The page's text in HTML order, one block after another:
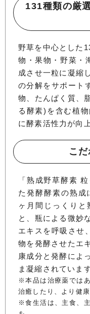
131種類の厳
野草を中心とした
物・果物・野菜・
成させ一粒に凝縮
の分解をサポート
物、たんぱく質、
る酵素)を含む植
に酵素活性力が向
こ
「熟成野草酵素
た発酵酵素の熟成
ヶ月間じっくり
と、瓶による微妙
エキスを呼吸させ
物を発酵させたエ
康成分と発酵によ
ま凝縮されています
※本品は治療薬では
治癒したり、より健
※食生活は、主食、